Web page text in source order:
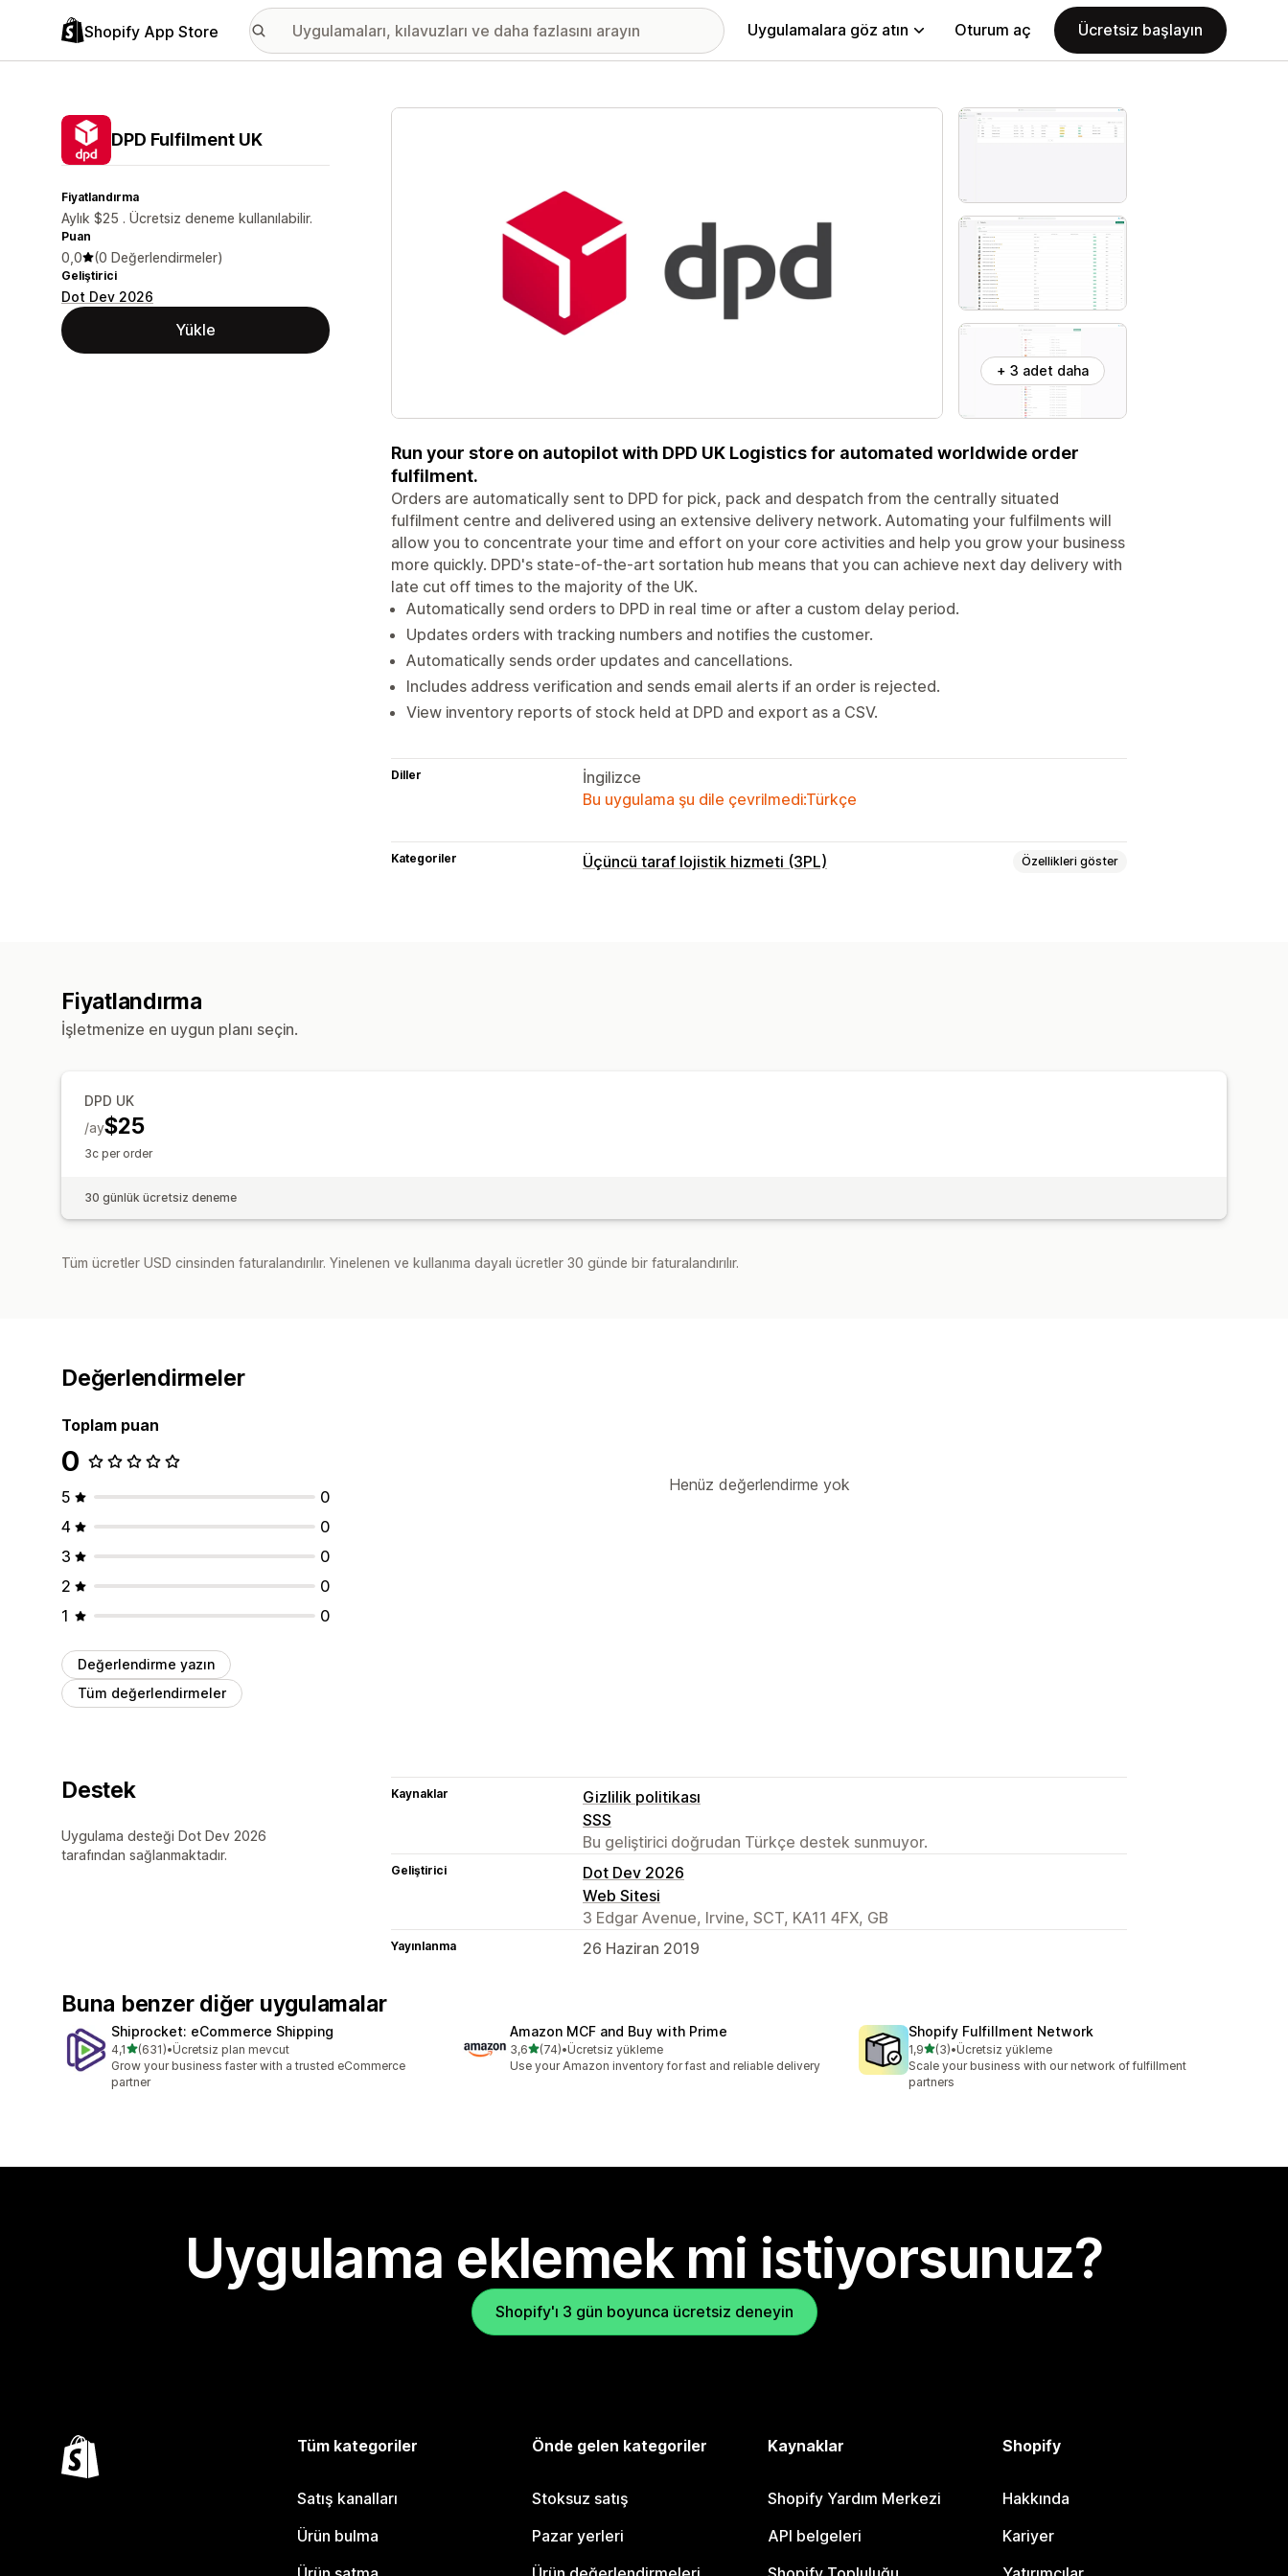
Shopify App Store Uygulamalara göz atın Oturum aç Ücretsiz başlayın
DPD Fulfilment UK
Fiyatlandırma
Aylık $25 . Ücretsiz deneme kullanılabilir.
Puan
0,0 (0 Değerlendirmeler)
Geliştirici
Dot Dev 2026
Yükle
Öne çıkan görsel galerisi
+ 3 adet daha
Run your store on autopilot with DPD UK Logistics for automated worldwide order
fulfilment.
Orders are automatically sent to DPD for pick, pack and despatch from the centrally situated
fulfilment centre and delivered using an extensive delivery network. Automating your fulfilments will
allow you to concentrate your time and effort on your core activities and help you grow your business
more quickly. DPD's state-of-the-art sortation hub means that you can achieve next day delivery with
late cut off times to the majority of the UK.
Automatically send orders to DPD in real time or after a custom delay period.
Updates orders with tracking numbers and notifies the customer.
Automatically sends order updates and cancellations.
Includes address verification and sends email alerts if an order is rejected.
View inventory reports of stock held at DPD and export as a CSV.
Diller
İngilizce
Bu uygulama şu dile çevrilmedi:Türkçe
Kategoriler Üçüncü taraf lojistik hizmeti (3PL) Özellikleri göster
Fiyatlandırma
İşletmenize en uygun planı seçin.
DPD UK
$25
/ay
3c per order
30 günlük ücretsiz deneme
Tüm ücretler USD cinsinden faturalandırılır. Yinelenen ve kullanıma dayalı ücretler 30 günde bir faturalandırılır.
Değerlendirmeler
Toplam puan
0
5
0
4
0
3
0
2
0
1
0
Değerlendirme yazın
Tüm değerlendirmeler
Henüz değerlendirme yok
Destek
Uygulama desteği Dot Dev 2026
tarafından sağlanmaktadır.
Kaynaklar
Gizlilik politikası
SSS
Bu geliştirici doğrudan Türkçe destek sunmuyor.
Geliştirici
Dot Dev 2026
Web Sitesi
3 Edgar Avenue, Irvine, SCT, KA11 4FX, GB
Yayınlanma 26 Haziran 2019
Buna benzer diğer uygulamalar
Shiprocket: eCommerce Shipping
4,15 yıldız üzerinden
(631)
toplam 631 değerlendirme
•Ücretsiz plan mevcut
Grow your business faster with a trusted eCommerce
partner
Amazon MCF and Buy with Prime
3,65 yıldız üzerinden
(74)
toplam 74 değerlendirme
•Ücretsiz yükleme
Use your Amazon inventory for fast and reliable delivery
Shopify Fulfillment Network
1,95 yıldız üzerinden
(3)
toplam 3 değerlendirme
•Ücretsiz yükleme
Scale your business with our network of fulfillment
partners
Uygulama eklemek mi istiyorsunuz?
Shopify'ı 3 gün boyunca ücretsiz deneyin
Tüm kategoriler
Satış kanalları
Ürün bulma
Önde gelen kategoriler
Stoksuz satış
Pazar yerleri
Kaynaklar
Shopify Yardım Merkezi
API belgeleri
Shopify
Hakkında
Kariyer